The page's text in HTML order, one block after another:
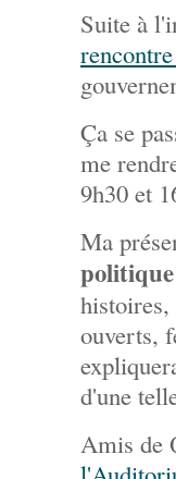
Suite à
Ça se
me
9h30 et
Ma
histoires,
ouverts,
d'une
Amis de